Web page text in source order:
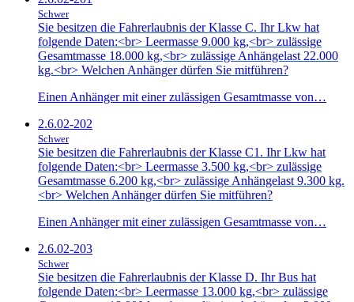
Schwer
Sie besitzen die Fahrerlaubnis der Klasse C. Ihr Lkw hat
folgende Daten:<br> Leermasse 9.000 kg,<br> zulässige
Gesamtmasse 18.000 kg,<br> zulässige Anhängelast 22.000
kg.<br> Welchen Anhänger dürfen Sie mitführen?
Einen Anhänger mit einer zulässigen Gesamtmasse von…
2.6.02-202
Schwer
Sie besitzen die Fahrerlaubnis der Klasse C1. Ihr Lkw hat
folgende Daten:<br> Leermasse 3.500 kg,<br> zulässige
Gesamtmasse 6.200 kg,<br> zulässige Anhängelast 9.300 kg.
<br> Welchen Anhänger dürfen Sie mitführen?
Einen Anhänger mit einer zulässigen Gesamtmasse von…
2.6.02-203
Schwer
Sie besitzen die Fahrerlaubnis der Klasse D. Ihr Bus hat
folgende Daten:<br> Leermasse 13.000 kg,<br> zulässige